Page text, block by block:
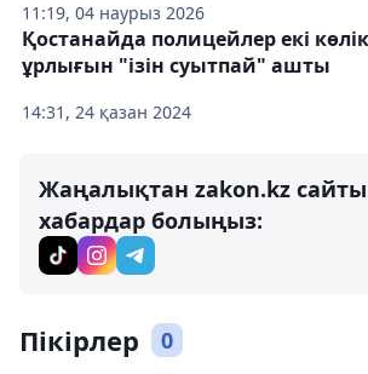
11:19, 04 наурыз 2026
14:31, 24 қазан 2024
Қостанайда полицейлер екі көлік
ұрлығын "ізін суытпай" ашты
Жаңалықтан zakon.kz
хабардар болыңыз:
Пікірлер 0